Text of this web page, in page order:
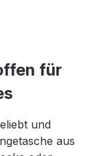
für
und
aus